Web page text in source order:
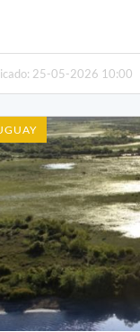
25-05-2026 10:00